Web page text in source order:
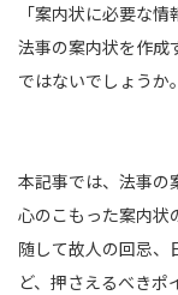
「案内状に必要な情
法事の案内状を作成
ではないでしょうか。
本記事では、法事の
心のこもった案内状
随して故人の回忌、
ど、押さえるべきポ